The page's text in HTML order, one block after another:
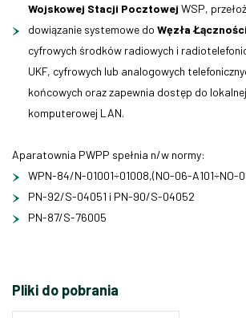
Wojskowej Stacji Pocztowej WSP,
dowiązanie systemowe do Węzła Łączności
cyfrowych środków radiowych i
UKF, cyfrowych lub analogowych
końcowych oraz zapewnia dostęp do
komputerowej LAN.
Aparatownia PWPP spełnia n/w normy:
WPN-84/N-01001÷01008,(NO-06-A101÷NO-
PN-92/S-04051 i PN-90/S-04052
PN-87/S-76005
Pliki do pobrania